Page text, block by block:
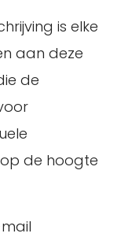
is elke
aan deze
de
de hoogte